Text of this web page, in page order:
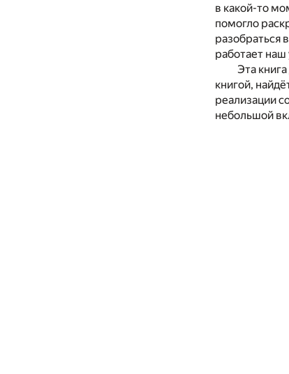
в какой-то
помогло
разобраться
работает наш
Эта
книгой,
реализации
небольшой
С